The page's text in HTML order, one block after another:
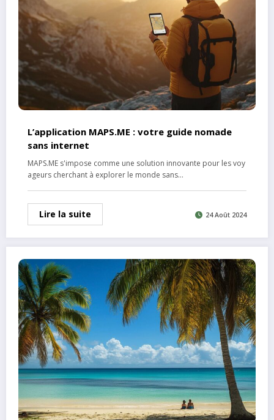
L’application MAPS.ME : votre guide nomade
sans internet
MAPS.ME s'impose comme une solution innovante pour les voy
ageurs cherchant à explorer le monde sans…
Lire la suite 24 Août 2024